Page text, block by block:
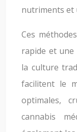
nutriments et
Ces
rapide et
la culture
facilitent le
optimales,
cannabis